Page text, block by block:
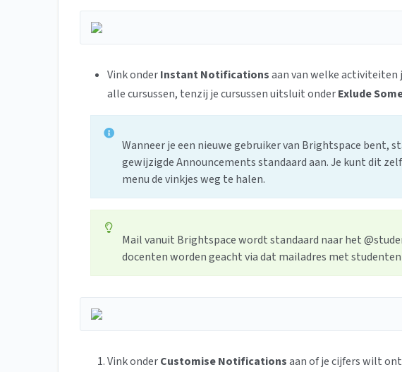
Vink onderInstant Notificationsaan van welke
alle cursussen, tenzij je cursussen uitsluit onderExlude
Wanneer je een nieuwe gebruiker van Brightspace bent,
gewijzigde Announcements standaard aan. Je kunt dit
menu de vinkjes weg te halen.
Mail vanuit Brightspace wordt standaard naar het
docenten worden geacht via dat mailadres met
Vink onderCustomise Notificationsaan of je cijfers wilt